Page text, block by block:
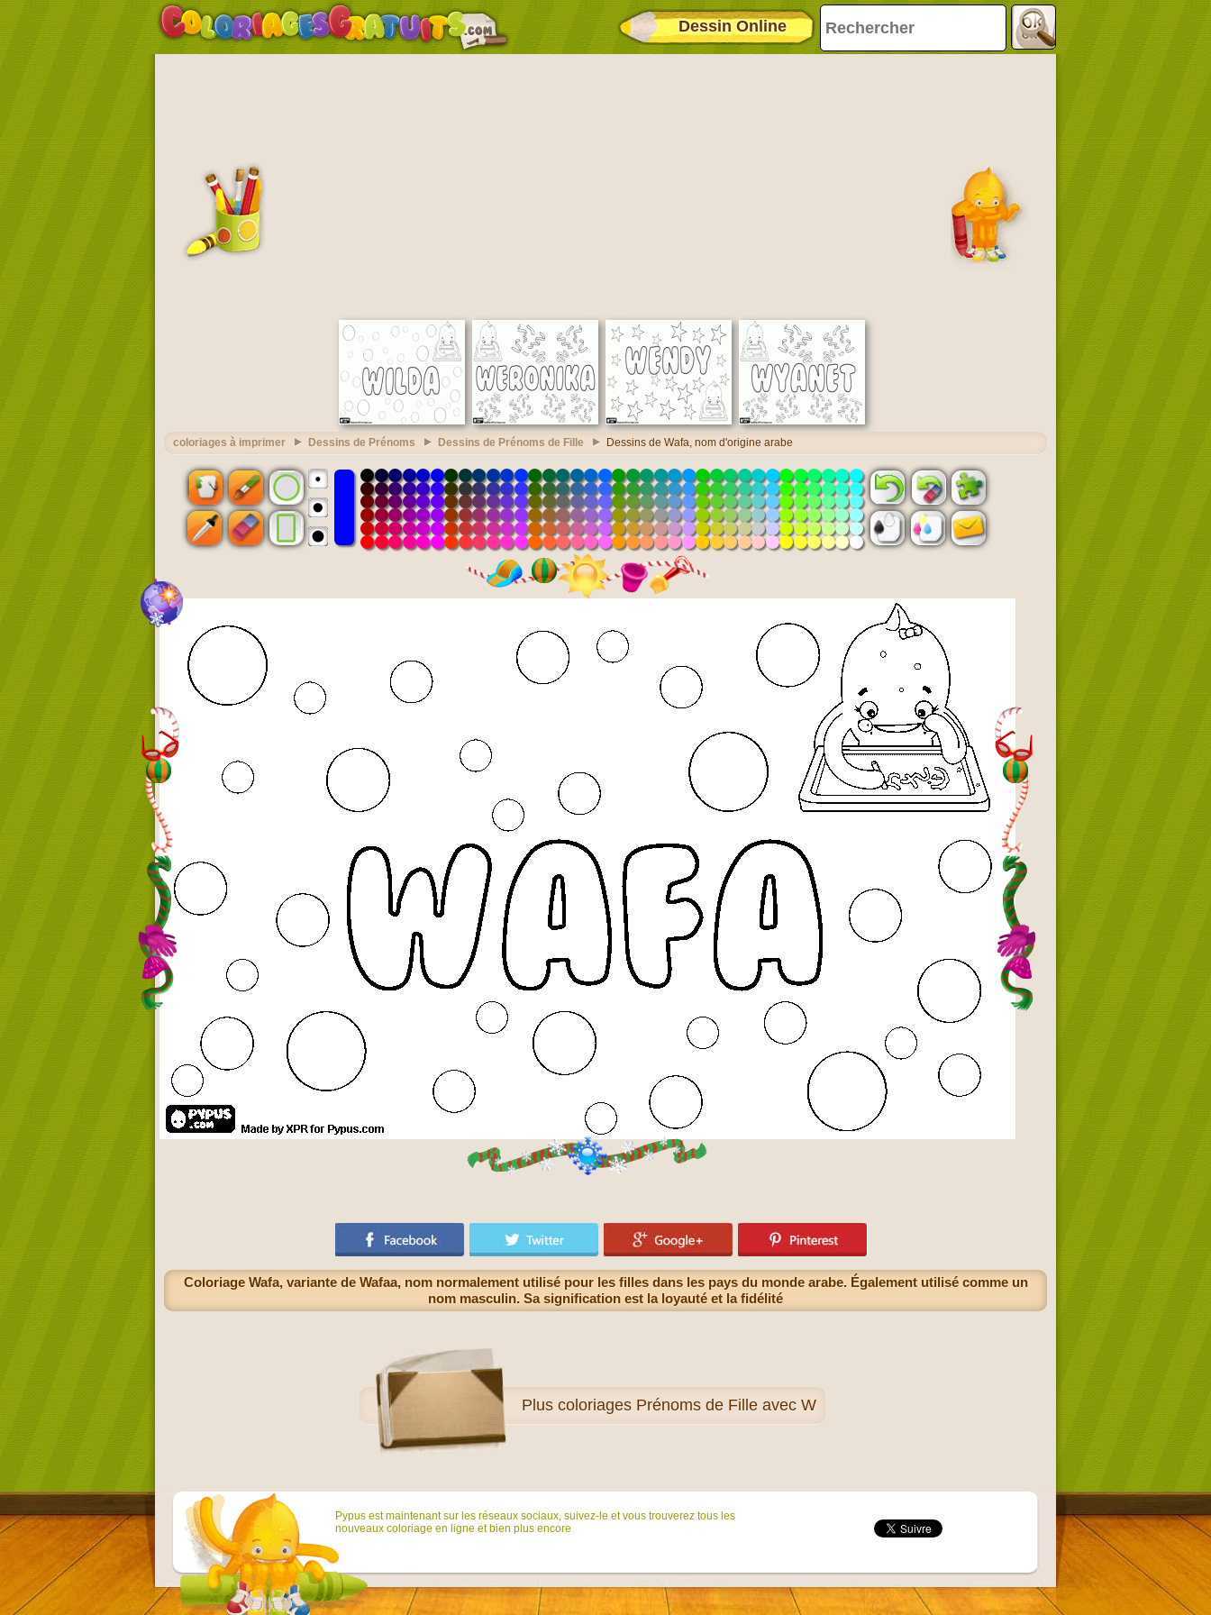
Dessin Online
coloriages à imprimer Dessins de Prénoms Dessins de Prénoms de Fille Dessins de Wafa, nom d'origine arabe
Coloriage Wafa, variante de Wafaa, nom normalement utilisé pour les filles dans les pays du monde arabe. Également utilisé comme un
nom masculin. Sa signification est la loyauté et la fidélité
Plus coloriages Prénoms de Fille avec W
Pypus est maintenant sur ​​les réseaux sociaux, suivez-le et vous trouverez tous les
nouveaux coloriage en ligne et bien plus encore